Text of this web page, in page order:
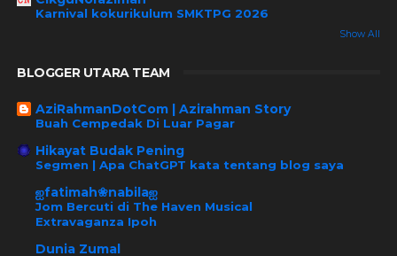
Karnival kokurikulum SMKTPG 2026
Show All
BLOGGER UTARA TEAM
AziRahmanDotCom | Azirahman Story
Buah Cempedak Di Luar Pagar
Hikayat Budak Pening
Segmen | Apa ChatGPT kata tentang blog saya
ஐfatimah❀nabilaஐ
Jom Bercuti di The Haven Musical
Extravaganza Ipoh
Dunia Zumal